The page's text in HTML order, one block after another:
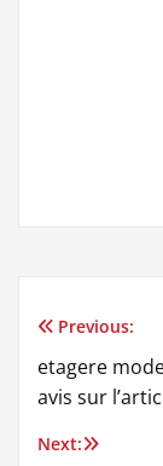
de
l’article
Previous:
etagere
avis sur
Next: